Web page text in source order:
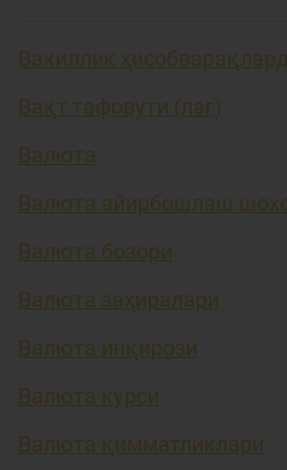
Вакиллик
Вақт тафовути (лаг)
Валюта
Валюта айирбошлаш
Валюта бозори
Валюта заҳиралари
Валюта инқирози
Валюта курси
Валюта қимматликлари